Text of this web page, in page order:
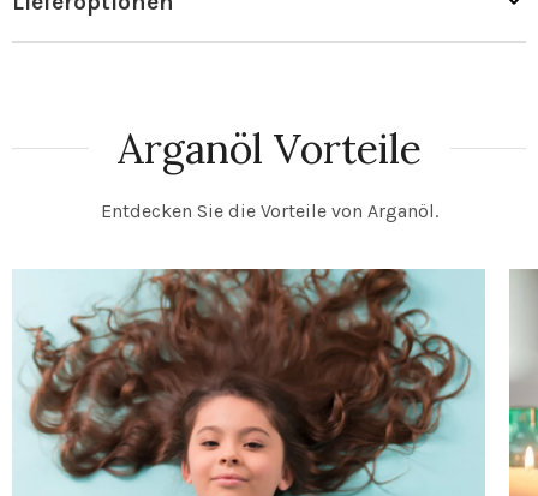
Arganöl Vorteile
Entdecken Sie die Vorteile von Arganöl.